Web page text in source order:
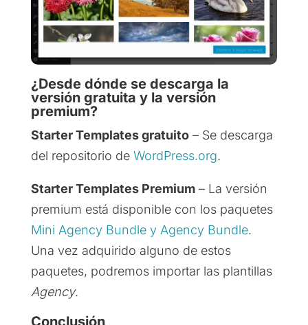
¿Desde dónde se descarga la
versión gratuita y la versión
premium?
Starter Templates gratuito– Se descarga
del repositorio de WordPress.org.
Starter Templates Premium– La versión
premium está disponible con los paquetes
Mini Agency Bundle y Agency Bundle.
Una vez adquirido alguno de estos
paquetes, podremos importar las plantillas
Agency.
Conclusión